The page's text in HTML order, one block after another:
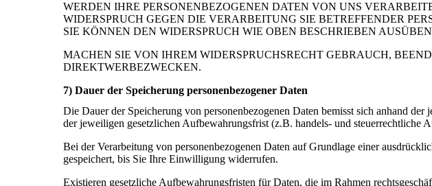
WERDEN IHRE PERSONENBEZOGENEN DATEN VON UNS
WIDERSPRUCH GEGEN DIE VERARBEITUNG SIE BETREFFENDER
SIE KÖNNEN DEN WIDERSPRUCH WIE OBEN BESCHRIEBEN
MACHEN SIE VON IHREM WIDERSPRUCHSRECHT GEBRAUCH,
DIREKTWERBEZWECKEN.
7) Dauer der Speicherung personenbezogener Daten
Die Dauer der Speicherung von personenbezogenen Daten bemisst sich anhand
der jeweiligen gesetzlichen Aufbewahrungsfrist (z.B. handels- und steuerrechtliche
Bei der Verarbeitung von personenbezogenen Daten auf Grundlage einer
gespeichert, bis Sie Ihre Einwilligung widerrufen.
Existieren gesetzliche Aufbewahrungsfristen für Daten, die im Rahmen